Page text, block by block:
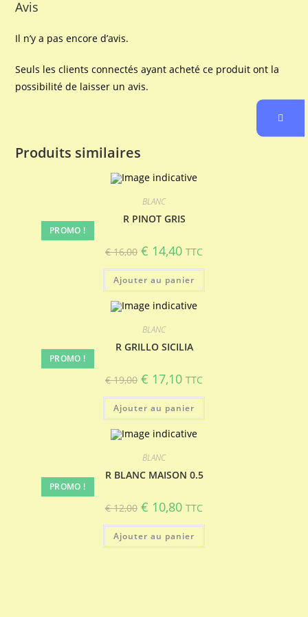
Avis
Il n’y a pas encore d’avis.
Seuls les clients connectés ayant acheté ce produit ont la
possibilité de laisser un avis.
Produits similaires
PROMO !
BLANC
R PINOT GRIS
€16,00 Le
prix
initial
était :
€ 16,00.
€ 14,40Le
prix
actuel
est :
€ 14,40.
TTC
Ajouter au panier
PROMO !
BLANC
R GRILLO SICILIA
€19,00 Le
prix
initial
était :
€ 19,00.
€ 17,10Le
prix
actuel
est :
€ 17,10.
TTC
Ajouter au panier
PROMO !
BLANC
R BLANC MAISON 0.5
€12,00 Le
prix
initial
était :
€ 12,00.
€ 10,80Le
prix
actuel
est :
€ 10,80.
TTC
Ajouter au panier